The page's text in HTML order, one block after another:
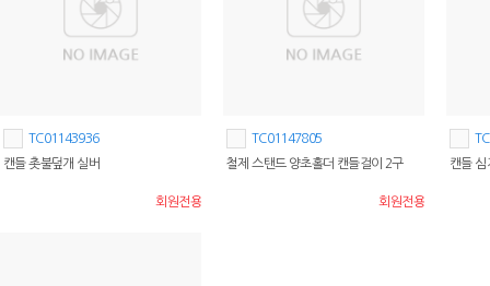
TC01143936
캔들 촛불덮개 실버
회원전용
TC01147805
철제 스탠드 양초홀더 캔들걸이 2구
회원전용
캔들 심